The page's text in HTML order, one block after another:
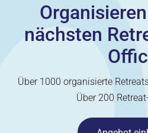
nächsten
Über 1000 organisierte
Über 200